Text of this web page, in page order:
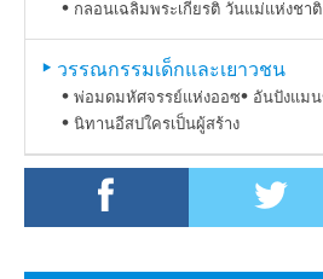
กลอนเฉลิมพระเกียรติ วันแม่แห่งชาติ
วรรณกรรมเด็กและเยาวชน
พ่อมดมหัศจรรย์แห่งออซ อันปังแมน
นิทานอีสปใครเป็นผู้สร้าง